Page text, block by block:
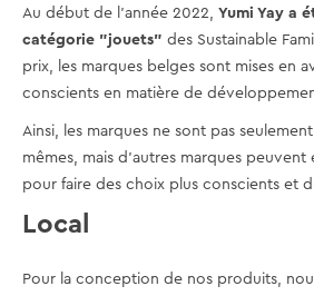
Au début de l'année 2022, Yumi Yay a
catégorie "jouets" des Sustainable
prix, les marques belges sont mises en
conscients en matière de
Ainsi, les marques ne sont pas
mêmes, mais d'autres marques peuvent
pour faire des choix plus conscients et
Local
Pour la conception de nos produits,